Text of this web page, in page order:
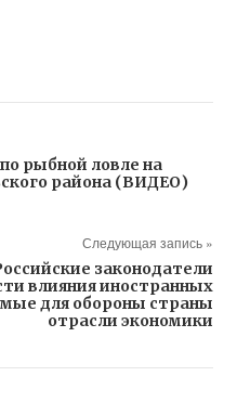
рыбной ловле на
района (ВИДЕО)
Следующая запись »
законодатели
влияния иностранных
для обороны страны
отрасли экономики